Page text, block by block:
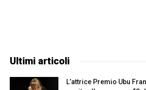
Ultimi articoli
L’attrice Premio Ubu